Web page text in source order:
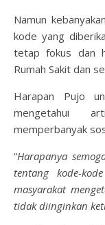
Namun
kode yang
tetap fokus dan
Rumah Sakit dan
Harapan Pujo
mengetahui
memperbanyak
“Harapanya
tentang kode-
masyarakat
tidak diinginkan